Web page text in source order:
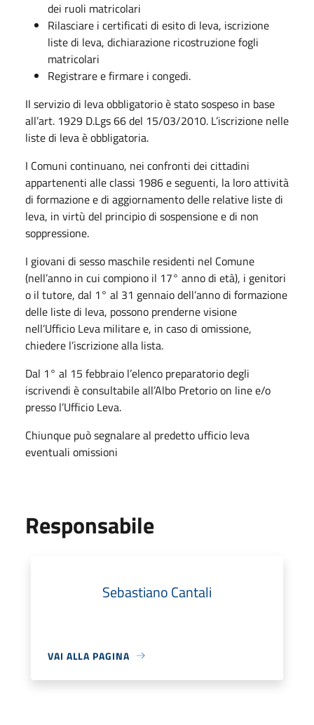
dei ruoli matricolari
Rilasciare i certificati di esito di leva, iscrizione
liste di leva, dichiarazione ricostruzione fogli
matricolari
Registrare e firmare i congedi.
Il servizio di leva obbligatorio è stato sospeso in base
all’art. 1929 D.Lgs 66 del 15/03/2010. L’iscrizione nelle
liste di leva è obbligatoria.
I Comuni continuano, nei confronti dei cittadini
appartenenti alle classi 1986 e seguenti, la loro attività
di formazione e di aggiornamento delle relative liste di
leva, in virtù del principio di sospensione e di non
soppressione.
I giovani di sesso maschile residenti nel Comune
(nell’anno in cui compiono il 17° anno di età), i genitori
o il tutore, dal 1° al 31 gennaio dell’anno di formazione
delle liste di leva, possono prenderne visione
nell’Ufficio Leva militare e, in caso di omissione,
chiedere l’iscrizione alla lista.
Dal 1° al 15 febbraio l’elenco preparatorio degli
iscrivendi è consultabile all’Albo Pretorio on line e/o
presso l’Ufficio Leva.
Chiunque può segnalare al predetto ufficio leva
eventuali omissioni
Responsabile
Sebastiano Cantali
VAI ALLA PAGINA